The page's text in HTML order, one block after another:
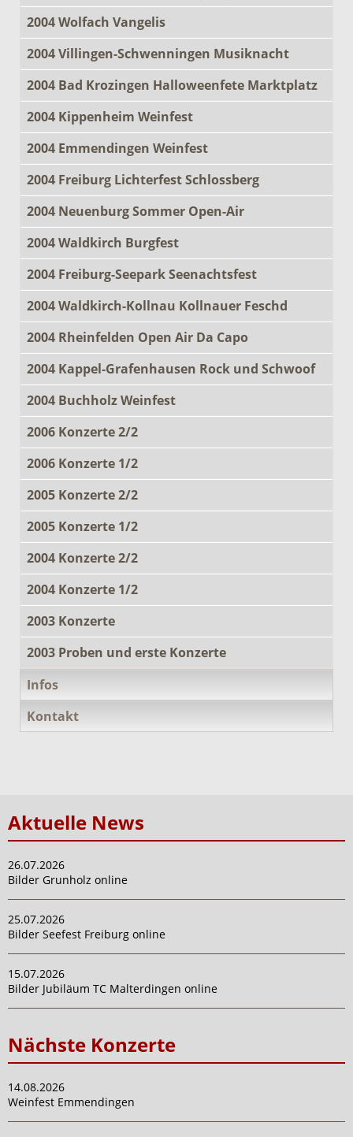
2004 Wolfach Vangelis
2004 Villingen-Schwenningen Musiknacht
2004 Bad Krozingen Halloweenfete Marktplatz
2004 Kippenheim Weinfest
2004 Emmendingen Weinfest
2004 Freiburg Lichterfest Schlossberg
2004 Neuenburg Sommer Open-Air
2004 Waldkirch Burgfest
2004 Freiburg-Seepark Seenachtsfest
2004 Waldkirch-Kollnau Kollnauer Feschd
2004 Rheinfelden Open Air Da Capo
2004 Kappel-Grafenhausen Rock und Schwoof
2004 Buchholz Weinfest
2006 Konzerte 2/2
2006 Konzerte 1/2
2005 Konzerte 2/2
2005 Konzerte 1/2
2004 Konzerte 2/2
2004 Konzerte 1/2
2003 Konzerte
2003 Proben und erste Konzerte
Infos
Kontakt
Aktuelle News
26.07.2026
Bilder Grunholz online
25.07.2026
Bilder Seefest Freiburg online
15.07.2026
Bilder Jubiläum TC Malterdingen online
Nächste Konzerte
14.08.2026
Weinfest Emmendingen